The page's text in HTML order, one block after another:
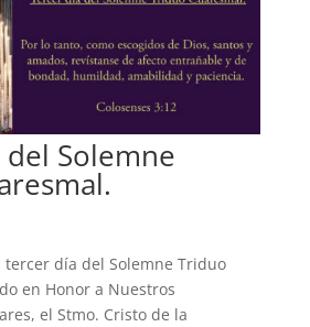
Solemne
tercer día del Solemne Triduo
en Honor a Nuestros
el Stmo. Cristo de la